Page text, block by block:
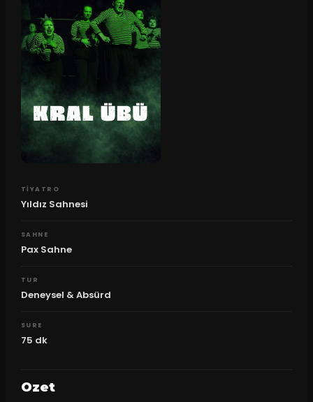
TIYATRO
Yıldız Sahnesi
SAHNE
Pax Sahne
TUR
Deneysel & Absürd
SURE
75 dk
Ozet